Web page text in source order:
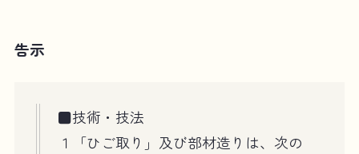
告示
■技術・技法
１「ひご取り」及び部材造りは、次の